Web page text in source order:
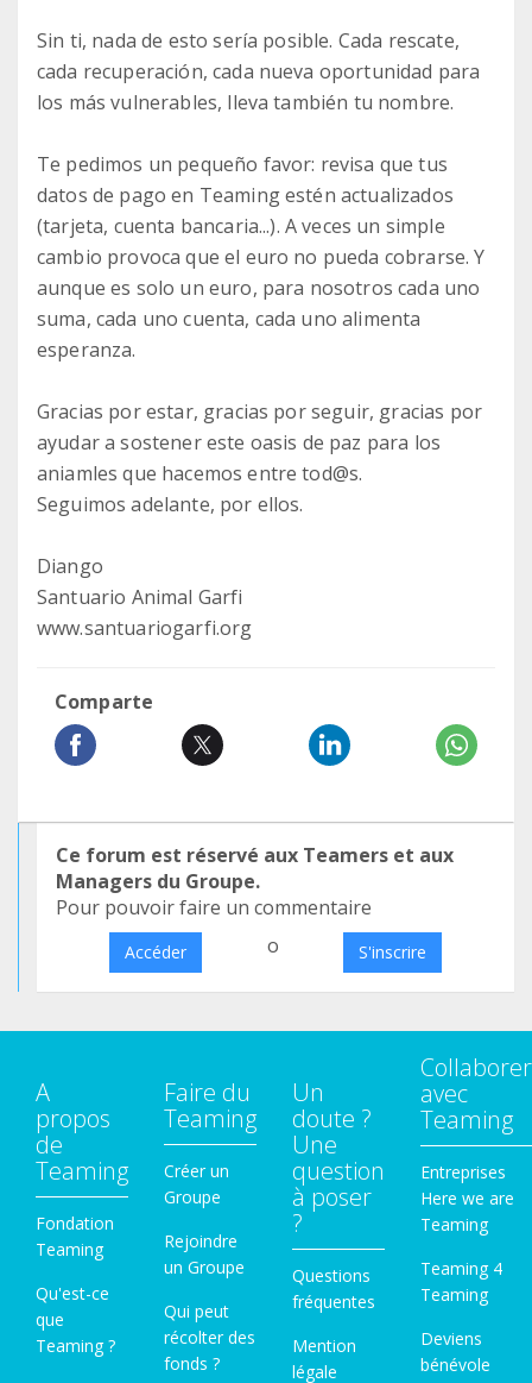
Sin ti, nada de esto sería posible. Cada rescate,
cada recuperación, cada nueva oportunidad para
los más vulnerables, lleva también tu nombre.
Te pedimos un pequeño favor: revisa que tus
datos de pago en Teaming estén actualizados
(tarjeta, cuenta bancaria...). A veces un simple
cambio provoca que el euro no pueda cobrarse. Y
aunque es solo un euro, para nosotros cada uno
suma, cada uno cuenta, cada uno alimenta
esperanza.
Gracias por estar, gracias por seguir, gracias por
ayudar a sostener este oasis de paz para los
aniamles que hacemos entre tod@s.
Seguimos adelante, por ellos.
Diango
Santuario Animal Garfi
www.santuariogarfi.org
Comparte
Ce forum est réservé aux Teamers et aux
Managers du Groupe.
Pour pouvoir faire un commentaire
Accéder o S'inscrire
A
propos
de
Teaming
Fondation
Teaming
Qu'est-ce
que
Teaming ?
Faire du
Teaming
Créer un
Groupe
Rejoindre
un Groupe
Qui peut
récolter des
fonds ?
Un
doute ?
Une
question
à poser
?
Questions
fréquentes
Mention
légale
Collaborer
avec
Teaming
Entreprises
Here we are
Teaming
Teaming 4
Teaming
Deviens
bénévole